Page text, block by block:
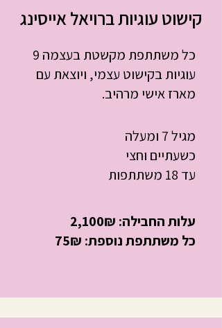
קישוט עוגיות ברויאל אייסינג
כל משתתפת מקשטת בעצמה 9
עוגיות בקישוט עצמי, ויוצאת עם
מארז אישי מרהיב.
מגיל 7 ומעלה
כשעתיים וחצי
עד 18 משתתפות
עלות החבילה: 2,100₪
כל משתתפת נוספת: 75₪